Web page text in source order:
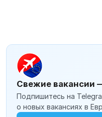
Свежие вакансии
Подпишитесь на
о новых вакансиях в